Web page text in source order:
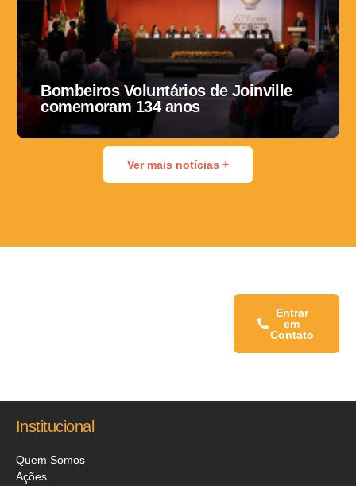
Bombeiros Voluntários de Joinville
comemoram 134 anos
Ver mais notícias +
Entrar
em
Contato
Institucional
Quem Somos
Ações